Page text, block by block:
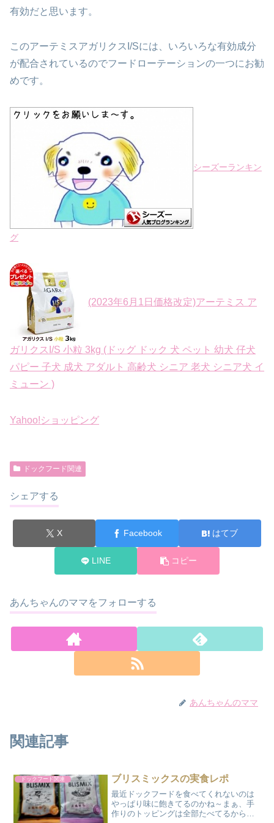
有効だと 思います。
このアーテミスアガリクスI/Sには、いろいろな有効成分
が配合されているのでフードローテーションの一つにお勧
めです。
シーズーランキン
グ
(2023年6月1日価格改定)アーテミス ア
ガリクスI/S 小粒 3kg (ドッグ ドック 犬 ペット 幼犬 仔犬
パピー 子犬 成犬 アダルト 高齢犬 シニア 老犬 シニア犬 イ
ミューン )
Yahoo!ショッピング
ドックフード関連
シェアする
X Facebook はてブ
LINE コピー
あんちゃんのママをフォローする
あんちゃんのママ
関連記事
ドックフード関連 ブリスミックスの実食レポ
最近ドックフードを食べてくれないのは
やっぱり味に飽きてるのかね～まぁ、手
作りのトッピングは全部たべてるから食